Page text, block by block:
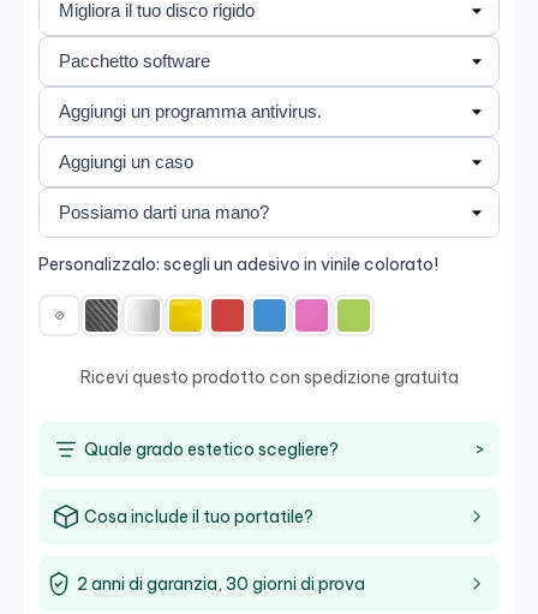
Personalizzalo: scegli un adesivo in vinile colorato!
Ricevi questo prodotto con spedizione gratuita
Quale grado estetico scegliere? >
Cosa include il tuo portatile?
2 anni di garanzia, 30 giorni di prova